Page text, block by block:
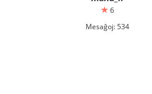
6
Mesaĝoj: 534